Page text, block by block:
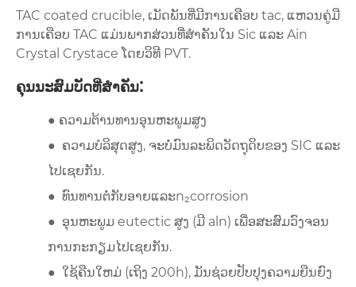
TAC coated crucible, ເມັດພັນທີ່ມີການເຄືອບ tac, ແຫວນຄູ່ມື
ການເຄືອບ TAC ແມ່ນພາກສ່ວນທີ່ສໍາຄັນໃນ Sic ແລະ Ain
Crystal Crystace ໂດຍວິທີ PVT.
ຄຸນນະສົມບັດທີ່ສໍາຄັນ:
● ຄວາມຕ້ານທານອຸນຫະພູມສູງ
● ຄວາມບໍລິສຸດສູງ, ຈະບໍ່ມົນລະພິດວັດຖຸດິບຂອງ SIC ແລະ
ໄປເຊຍກັນ.
● ທົນທານຕໍ່ກັບອາຍແລະn₂corrosion
● ອຸນຫະພູມ eutectic ສູງ (ມີ aln) ເພື່ອສະສົມວົງຈອນ
ການກະກຽມໄປເຊຍກັນ.
● ໃຊ້ຄືນໃຫມ່ (ເຖິງ 200h), ມັນຊ່ວຍປັບປຸງຄວາມຍືນຍົງ